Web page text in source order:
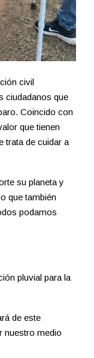
civil
ciudadanos que
Coincido con
que tienen
trata de cuidar a
su planeta y
que también
podamos
pluvial para la
de este
nuestro medio